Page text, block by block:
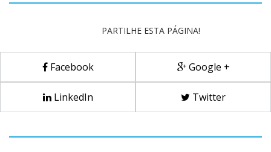
PARTILHE ESTA PÁGINA!
Facebook Google +
LinkedIn Twitter